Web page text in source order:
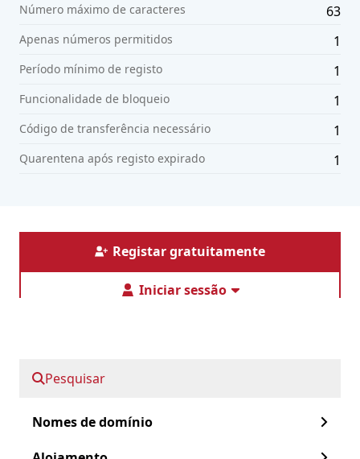
Nomes de domínio
Pesquisar
Número máximo de caracteres 63
Apenas números permitidos 1
Período mínimo de registo 1
Funcionalidade de bloqueio 1
Código de transferência necessário 1
Quarentena após registo expirado 1
Registar gratuitamente
Iniciar sessão
Serviços geridos
Certificados SSL